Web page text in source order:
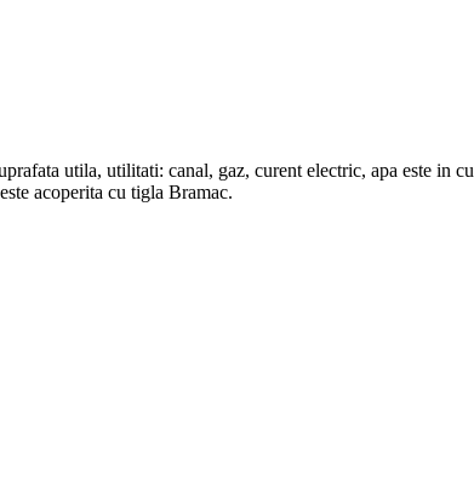
utila, utilitati: canal, gaz, curent electric, apa este in
acoperita cu tigla Bramac.